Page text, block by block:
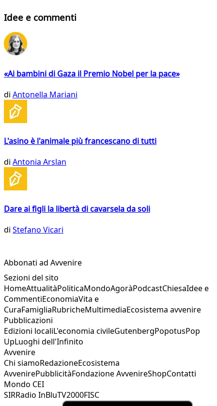
Idee e commenti
«Ai bambini di Gaza il Premio Nobel per la pace»
di Antonella Mariani
L'asino è l'animale più francescano di tutti
di Antonia Arslan
Dare ai figli la libertà di cavarsela da soli
di Stefano Vicari
Abbonati ad Avvenire
Sezioni del sito
HomeAttualitàPoliticaMondoAgoràPodcastChiesaIdee e
CommentiEconomiaVita e
CuraFamigliaRubricheMultimediaEcosistema avvenire
Pubblicazioni
Edizioni localiL'economia civileGutenbergPopotusPop
UpLuoghi dell'Infinito
Avvenire
Chi siamoRedazioneEcosistema
AvvenirePubblicitàFondazione AvvenireShopContatti
Mondo CEI
SIRRadio InBluTV2000FISC